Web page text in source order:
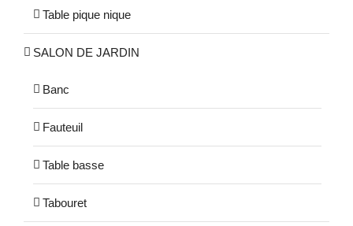
Table pique nique
SALON DE JARDIN
Banc
Fauteuil
Table basse
Tabouret